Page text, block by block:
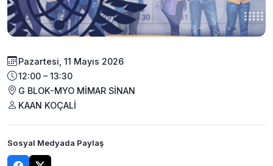
Pazartesi, 11 Mayıs 2026
12:00 – 13:30
G BLOK-MYO MİMAR SİNAN
KAAN KOÇALİ
Sosyal Medyada Paylaş